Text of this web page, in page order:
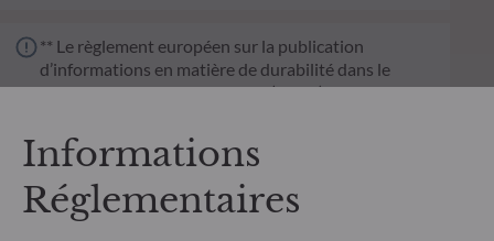
** Le règlement européen sur la publication
d’informations en matière de durabilité dans le
secteur des services financiers (SFDR) est un
profil de durabilité des fonds transparent, plus
comparable et davantage compréhensible par les
investisseurs finaux. Article 6 : L'équipe de gestion
ne prend pas en compte les risques de durabilité ou
Informations
Réglementaires